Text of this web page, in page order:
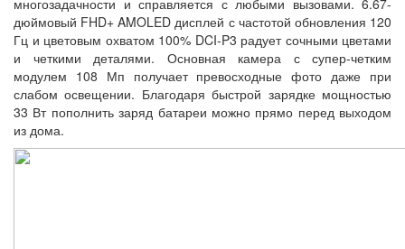
многозадачности и справляется с любыми вызовами. 6.67-
дюймовый FHD+ AMOLED дисплей с частотой обновления 120
Гц и цветовым охватом 100% DCI-P3 радует сочными цветами
и четкими деталями. Основная камера с супер-четким
модулем 108 Мп получает превосходные фото даже при
слабом освещении. Благодаря быстрой зарядке мощностью
33 Вт пополнить заряд батареи можно прямо перед выходом
из дома.